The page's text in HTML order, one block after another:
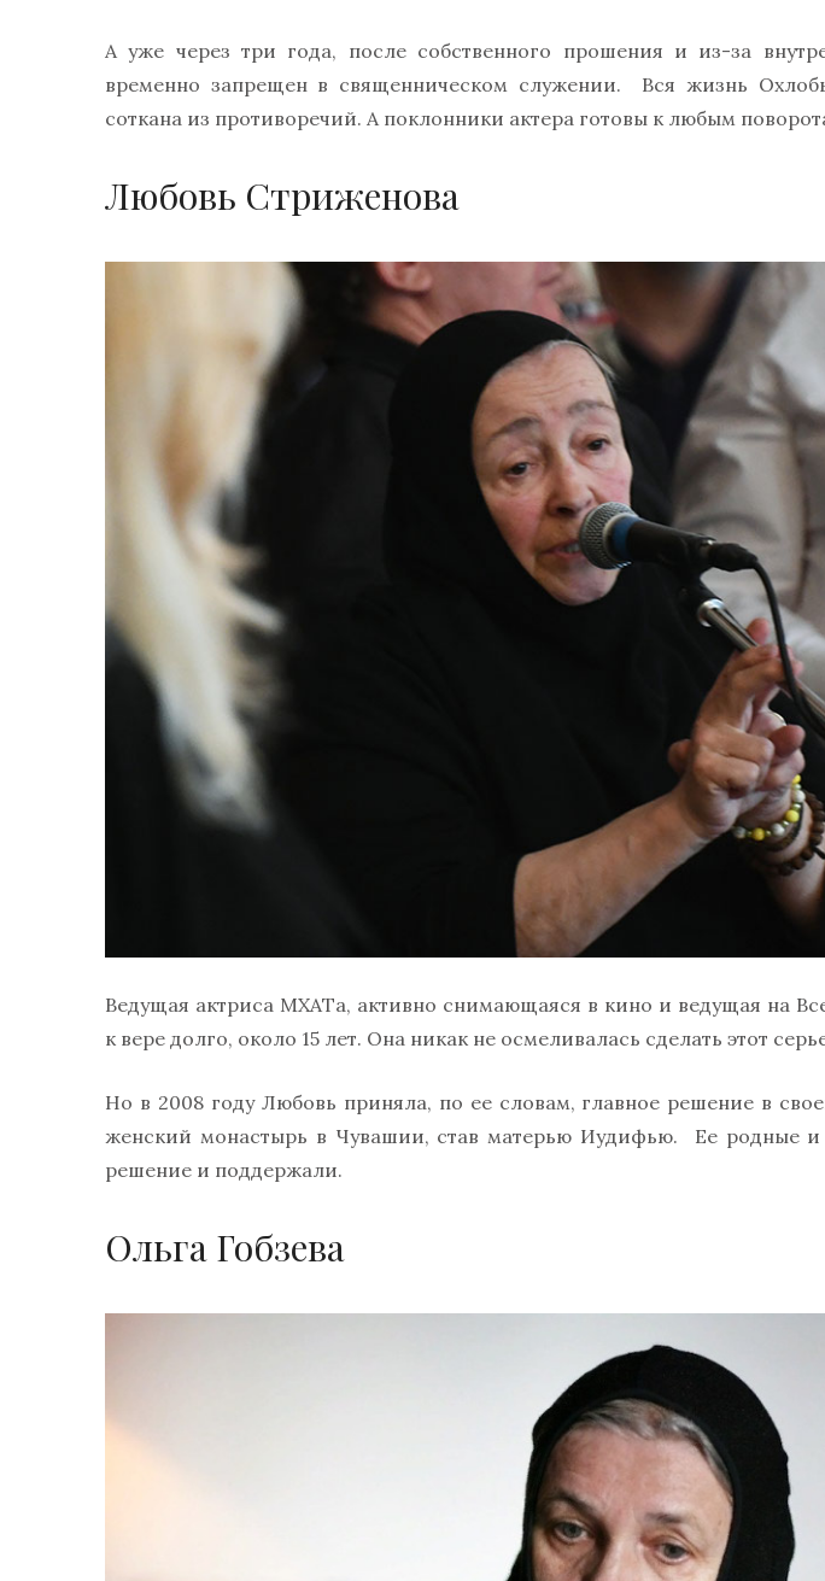
А уже через три года, после собственного прошения и из-за
временно запрещен в священническом служении. Вся жизнь
соткана из противоречий. А поклонники актера готовы к любым
Любовь Стриженова
Ведущая актриса МХАТа, активно снимающаяся в кино и ведущая на
к вере долго, около 15 лет. Она никак не осмеливалась сделать этот
Но в 2008 году Любовь приняла, по ее словам, главное решение в
женский монастырь в Чувашии, став матерью Иудифью. Ее родные и
решение и поддержали.
Ольга Гобзева